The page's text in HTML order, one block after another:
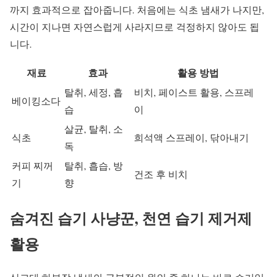
까지 효과적으로 잡아줍니다. 처음에는 식초 냄새가 나지만,
시간이 지나면 자연스럽게 사라지므로 걱정하지 않아도 됩
니다.
재료 효과 활용 방법
베이킹소다
탈취, 세정, 흡
습
비치, 페이스트 활용, 스프레
이
식초
살균, 탈취, 소
독
희석액 스프레이, 닦아내기
커피 찌꺼
기
탈취, 흡습, 방
향
건조 후 비치
숨겨진 습기 사냥꾼, 천연 습기 제거제
활용